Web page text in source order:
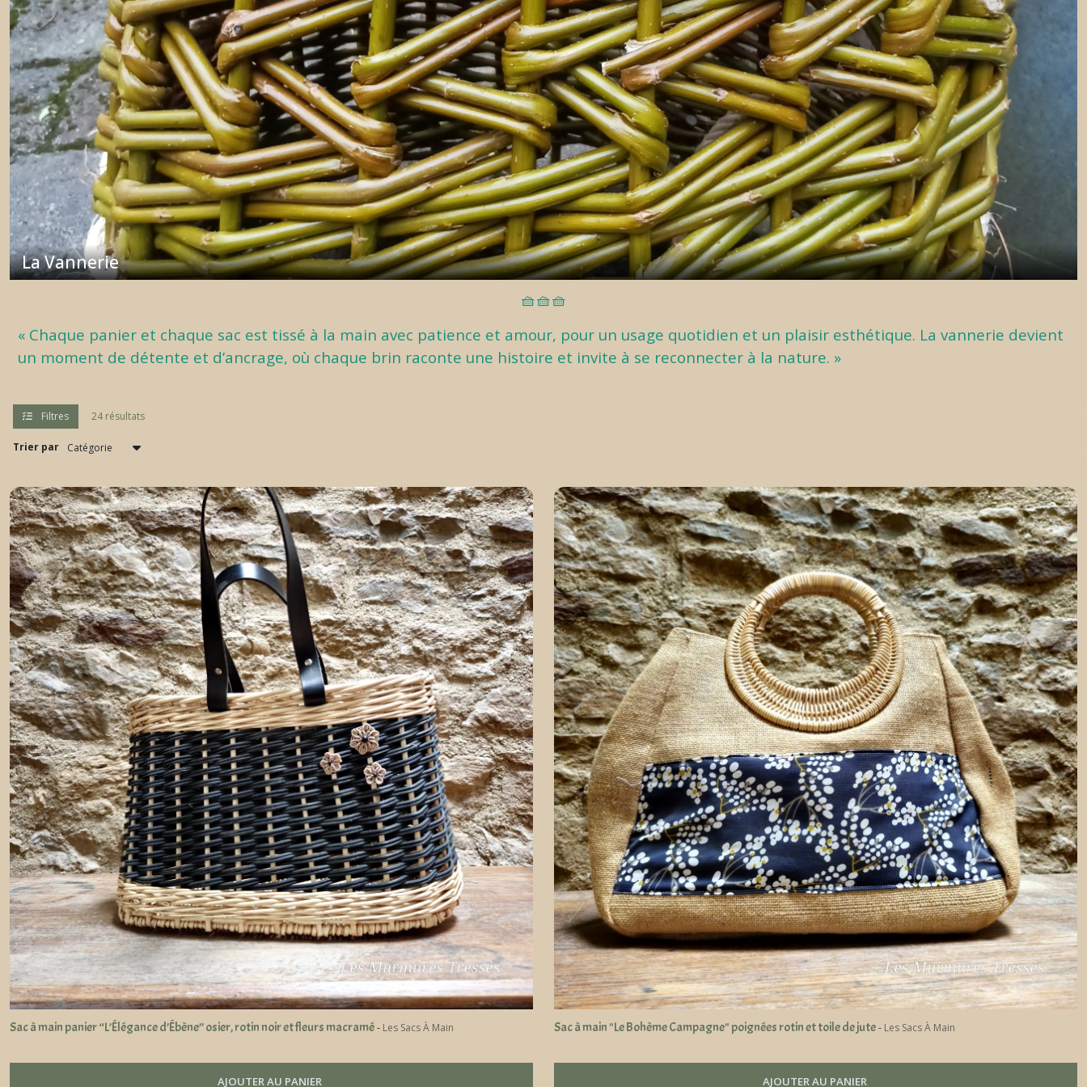
La Vannerie
🧺🧺🧺
« Chaque panier et chaque sac est tissé à la main avec patience et amour, pour un usage quotidien et un plaisir esthétique. La vannerie devient
un moment de détente et d’ancrage, où chaque brin raconte une histoire et invite à se reconnecter à la nature. »
Filtres 24 résultats
Trier par
Sac à main panier “L’Élégance d’Ébène” osier, rotin noir et fleurs macramé- Les Sacs À Main
AJOUTER AU PANIER
Sac à main "Le Bohème Campagne" poignées rotin et toile de jute- Les Sacs À Main
AJOUTER AU PANIER
Déco
&
Maison
(16)
Afficher
les
résultats